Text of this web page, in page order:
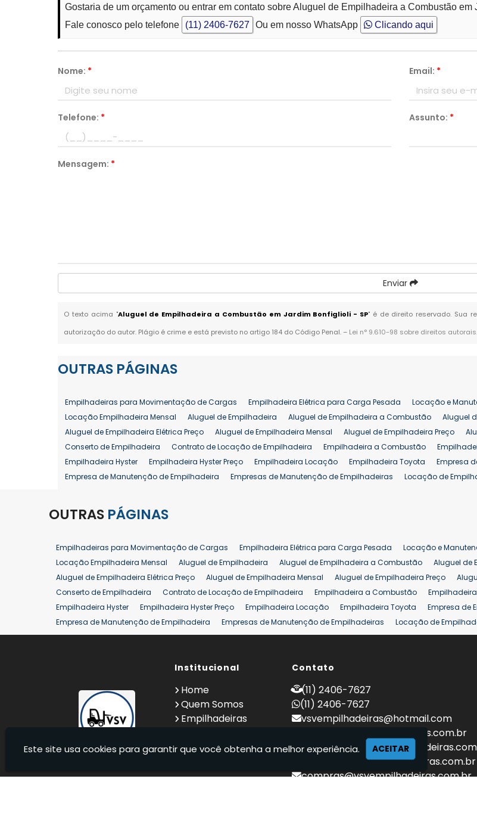
Gostaria de um orçamento ou entrar em contato sobre Aluguel de Empilhadeira a Combustão
Fale conosco pelo telefone
(11) 2406-7627 Ou em nosso WhatsApp Clicando aqui
Nome: * Email: *
Telefone: * Assunto: *
Mensagem: *
Enviar
O texto acima "Aluguel de Empilhadeira a Combustão em Jardim Bonfiglioli - SP" é de direito reservado. Sua
autorização do autor. Plágio é crime e está previsto no artigo 184 do Código Penal. – Lei n° 9.610-98 sobre direitos autorais.
OUTRAS PÁGINAS
Empilhadeiras para Movimentação de Cargas Empilhadeira Elétrica para Carga Pesada Locação e
Locação Empilhadeira Mensal
Aluguel de Empilhadeira Aluguel de Empilhadeira a Combustão Aluguel
Aluguel de Empilhadeira Elétrica Preço
Aluguel de Empilhadeira Mensal Aluguel de Empilhadeira Preço
Conserto de Empilhadeira
Contrato de Locação de Empilhadeira Empilhadeira a Combustão
Empilhadeira Hyster
Empilhadeira Hyster Preço Empilhadeira Locação Empilhadeira Toyota Empresa
Empresa de Manutenção de Empilhadeira
Empresas de Manutenção de Empilhadeiras Locação de
Manutenção em Empilhadeiras
Reforma de Empilhadeira
Aluguel de Empilhadeira 25 ton
Locação de Empilhadeira 25 ton Comprar Empilhadeira 25 ton
Venda Empilhadeiras 25 ton
OUTRAS PÁGINAS
Empilhadeiras para Movimentação de Cargas Empilhadeira Elétrica para Carga Pesada Locação e
Locação Empilhadeira Mensal
Aluguel de Empilhadeira Aluguel de Empilhadeira a Combustão Aluguel de
Aluguel de Empilhadeira Elétrica Preço
Aluguel de Empilhadeira Mensal Aluguel de Empilhadeira Preço
Conserto de Empilhadeira
Contrato de Locação de Empilhadeira Empilhadeira a Combustão
Empilhadeira Hyster
Empilhadeira Hyster Preço Empilhadeira Locação Empilhadeira Toyota Empresa de
Empresa de Manutenção de Empilhadeira
Empresas de Manutenção de Empilhadeiras Locação de
Locação Empilhadeira Hyster
Locação Empilhadeira para Hipermercados Locação Empilhadeira para
Comprar Empilhadeira Comprar Empilhadeira Elétrica
Locação de Empilhadeira 25 ton
Comprar Empilhadeira 25 ton Empilhadeira a Combustão 25 ton Preço
Institucional
Home
Quem Somos
Empilhadeiras
Informações
Contato
(11) 2406-7627
(11) 2406-7627
vsvempilhadeiras@hotmail.com
locacao@vsvempilhadeiras.com.br
financeiro@vsvempilhadeiras.com.br
compras@vsvempilhadeiras.com.br
Este site usa cookies para garantir que você obtenha a melhor experiência. ACEITAR